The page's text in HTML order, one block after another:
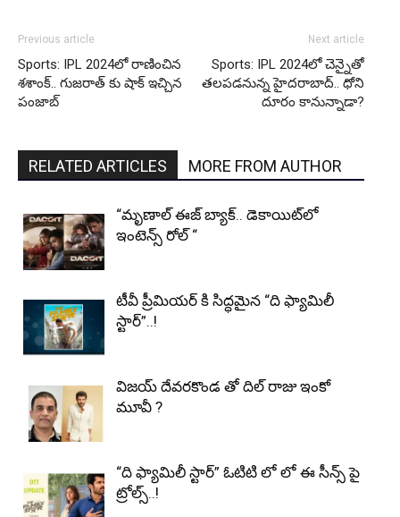
Previous article
Sports: IPL 2024లో రాణించిన
శశాంక్.. గుజరాత్ కు షాక్ ఇచ్చిన
పంజాబ్
Next article
Sports: IPL 2024లో చెన్నైతో
తలపడనున్న హైదరాబాద్.. ధోని
దూరం కానున్నాడా?
RELATED ARTICLES MORE FROM AUTHOR
“మృణాల్ ఈజ్ బ్యాక్.. డెకాయిట్‌లో
ఇంటెన్స్ రోల్ “
టీవీ ప్రీమియర్ కి సిద్ధమైన “ది ఫ్యామిలీ
స్టార్”..!
విజయ్ దేవరకొండ తో దిల్ రాజు ఇంకో
మూవీ ?
“ది ఫ్యామిలీ స్టార్” ఓటిటి లో లో ఈ సీన్స్ పై
ట్రోల్స్..!